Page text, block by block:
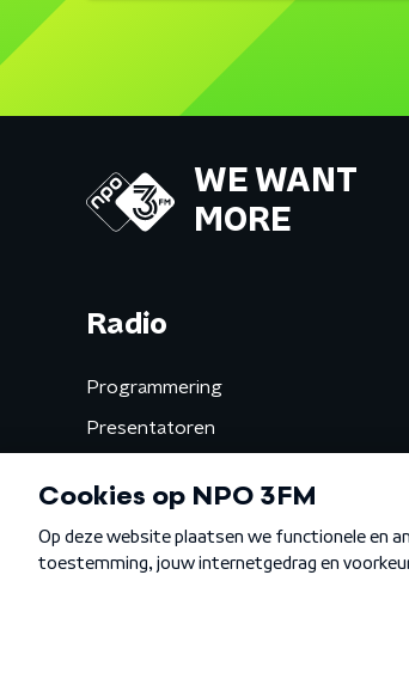
WE WANT
MORE
Radio
Programmering
Presentatoren
Gemist
Algemene voorwaarden Privacybeleid